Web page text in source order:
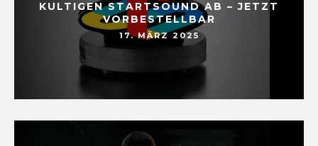
KULTIGEN STARTSOUND AB – JETZT
VORBESTELLBAR
17. MÄRZ 2025